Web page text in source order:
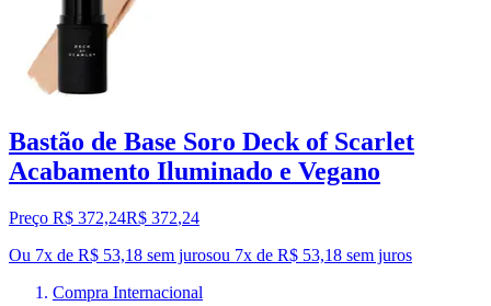
Bastão de Base Soro Deck of Scarlet
Acabamento Iluminado e Vegano
Preço R$ 372,24R$ 372,24
Ou 7x de R$ 53,18 sem jurosou 7x de R$ 53,18 sem juros
Compra Internacional